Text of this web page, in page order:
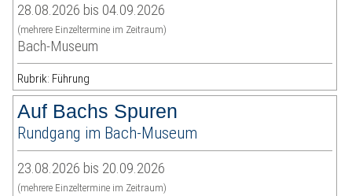
28.08.2026 bis 04.09.2026
(mehrere Einzeltermine im Zeitraum)
Bach-Museum
Rubrik: Führung
Auf Bachs Spuren
Rundgang im Bach-Museum
23.08.2026 bis 20.09.2026
(mehrere Einzeltermine im Zeitraum)